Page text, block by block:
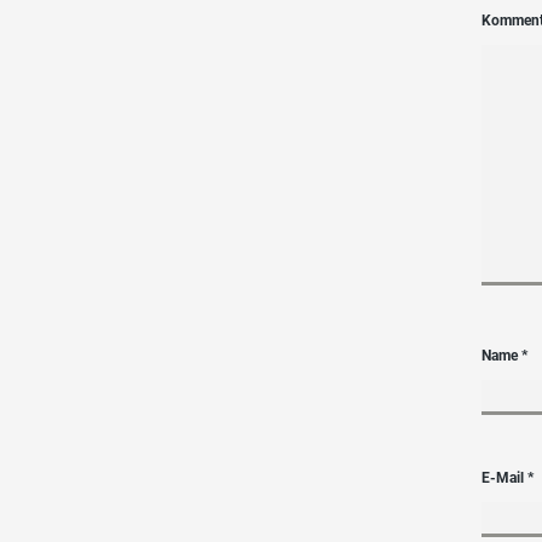
Name*
E-Mail*